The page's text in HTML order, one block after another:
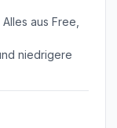
aus Free,
niedrigere